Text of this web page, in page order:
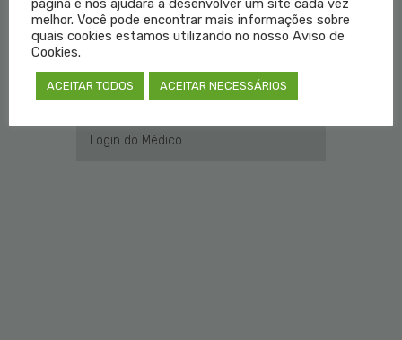
Institucional
Fale Conosco
Login do Médico
melhor. Você pode encontrar mais informações sobre
quais cookies estamos utilizando no nosso Aviso de
Cookies.
ACEITAR TODOS ACEITAR NECESSÁRIOS